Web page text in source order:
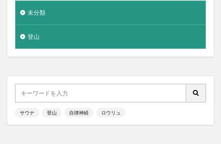
未分類
登山
サウナ 登山 自律神経 ロウリュ